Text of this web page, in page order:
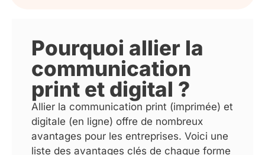
Pourquoi allier la
communication
print et digital ?
Allier la communication print (imprimée) et
digitale (en ligne) offre de nombreux
avantages pour les entreprises. Voici une
liste des avantages clés de chaque forme